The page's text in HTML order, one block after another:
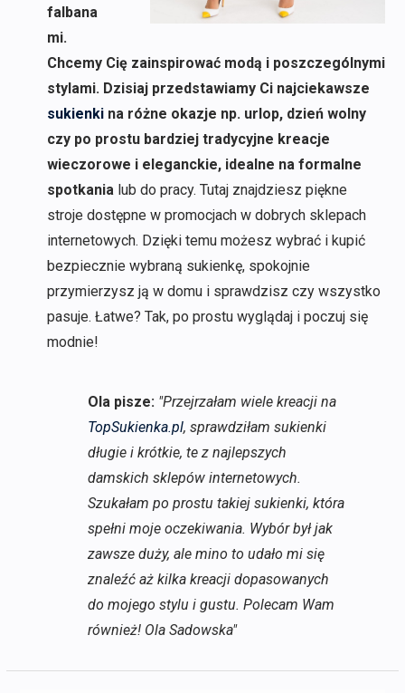
falbana
mi.
Chcemy Cię zainspirować modą i poszczególnymi
stylami. Dzisiaj przedstawiamy Ci najciekawsze
sukienkina różne okazje np. urlop, dzień wolny
czy po prostu bardziej tradycyjne kreacje
wieczorowe i eleganckie, idealne na formalne
spotkanialub do pracy. Tutaj znajdziesz piękne
stroje dostępne w promocjach w dobrych sklepach
internetowych. Dzięki temu możesz wybrać i kupić
bezpiecznie wybraną sukienkę, spokojnie
przymierzysz ją w domu i sprawdzisz czy wszystko
pasuje. Łatwe? Tak, po prostu wyglądaj i poczuj się
modnie!
Ola pisze: "Przejrzałam wiele kreacji na
TopSukienka.pl, sprawdziłam sukienki
długie i krótkie, te z najlepszych
damskich sklepów internetowych.
Szukałam po prostu takiej sukienki, która
spełni moje oczekiwania. Wybór był jak
zawsze duży, ale mino to udało mi się
znaleźć aż kilka kreacji dopasowanych
do mojego stylu i gustu. Polecam Wam
również! Ola Sadowska"